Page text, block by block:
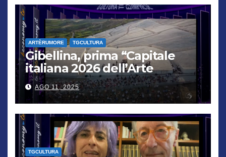
ARTÈRUMORE TGCULTURA
Gibellina, prima “Capitale
italiana 2026 dell’Arte
contemporanea”
AGO 11, 2025
TGCULTURA